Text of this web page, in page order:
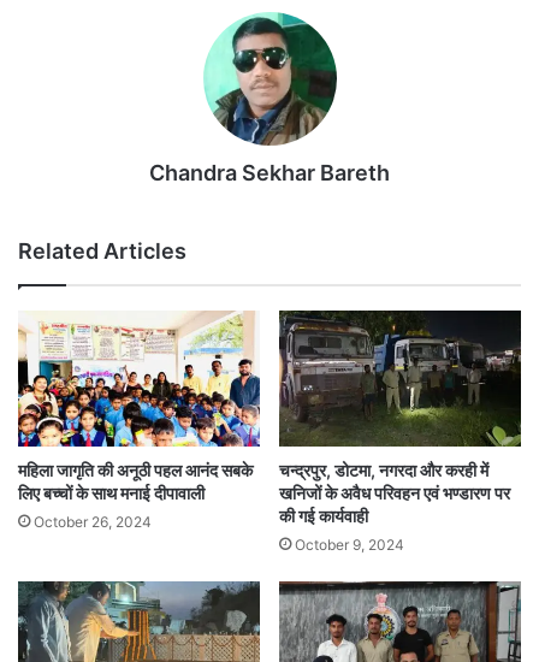
Chandra Sekhar Bareth
Related Articles
महिला जागृति की अनूठी पहल आनंद सबके
लिए बच्चों के साथ मनाई दीपावाली
October 26, 2024
चन्द्रपुर, डोटमा, नगरदा और करही में
खनिजों के अवैध परिवहन एवं भण्डारण पर
की गई कार्यवाही
October 9, 2024